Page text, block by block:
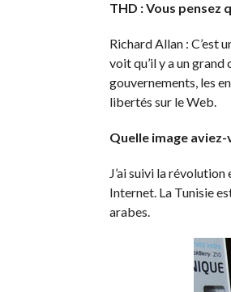
THD : Vous pensez
Richard Allan : C’est
voit qu’il y a un
gouvernements, les
libertés sur le Web.
Quelle image
J’ai suivi la
Internet. La Tunisie
arabes.